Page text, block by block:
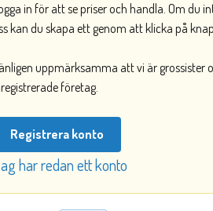
in för att se priser och handla. Om du
kan du skapa ett genom att klicka på
uppmärksamma att vi är grossister
företag.
Registrera konto
har redan ett konto